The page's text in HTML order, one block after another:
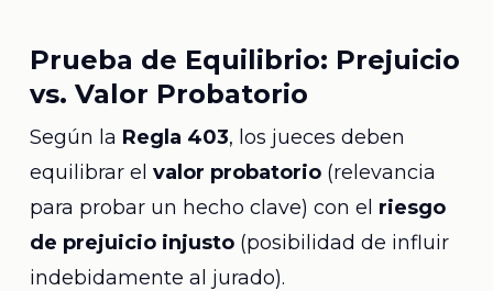
Prueba de Equilibrio: Prejuicio
vs. Valor Probatorio
Según la Regla 403, los jueces deben
equilibrar el valor probatorio(relevancia
para probar un hecho clave) con el riesgo
de prejuicio injusto(posibilidad de influir
indebidamente al jurado).